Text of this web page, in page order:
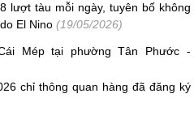
lượt tàu mỗi ngày, tuyên bố không
El Nino (19/05/2026)
Mép tại phường Tân Phước -
chỉ thông quan hàng đã đăng ký